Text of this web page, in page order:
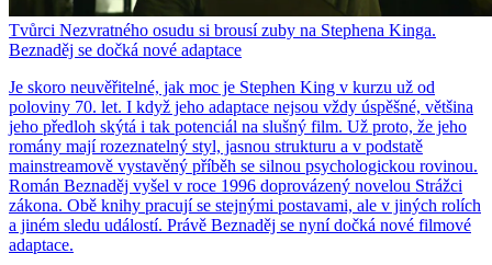
Tvůrci Nezvratného osudu si brousí zuby na Stephena Kinga.
Beznaděj se dočká nové adaptace
Je skoro neuvěřitelné, jak moc je Stephen King v kurzu už od
poloviny 70. let. I když jeho adaptace nejsou vždy úspěšné, většina
jeho předloh skýtá i tak potenciál na slušný film. Už proto, že jeho
romány mají rozeznatelný styl, jasnou strukturu a v podstatě
mainstreamově vystavěný příběh se silnou psychologickou rovinou.
Román Beznaděj vyšel v roce 1996 doprovázený novelou Strážci
zákona. Obě knihy pracují se stejnými postavami, ale v jiných rolích
a jiném sledu událostí. Právě Beznaděj se nyní dočká nové filmové
adaptace.